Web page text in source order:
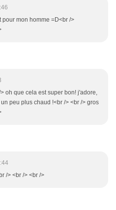
pour mon homme =D<br />
oh que cela est super bon! j'adore,
peu plus chaud !<br /> <br /> gros
/> <br /> <br />